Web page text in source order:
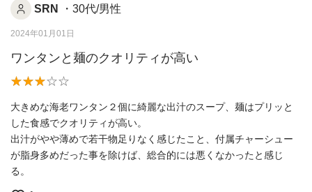
SRN ・30代/男性
2024年01月01日
ワンタンと麺のクオリティが高い
大きめな海老ワンタン２個に綺麗な出汁のスープ、麺はプリッと
した食感でクオリティが高い。
出汁がやや薄めで若干物足りなく感じたこと、付属チャーシュー
が脂身多めだった事を除けば、総合的には悪くなかったと感じ
る。